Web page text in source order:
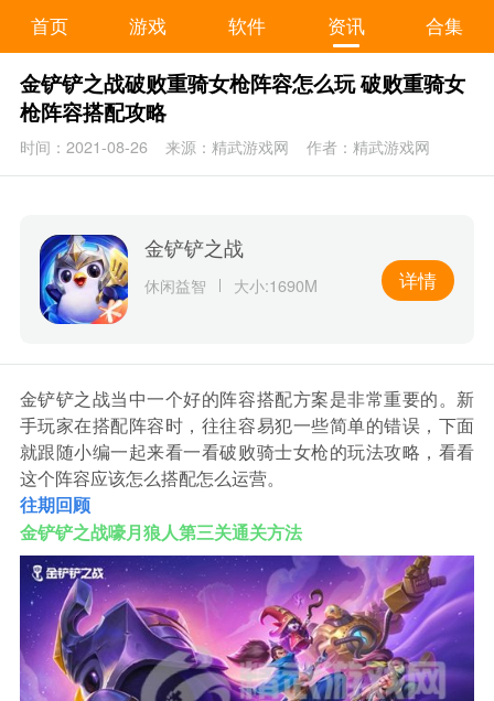
首页 游戏 软件 资讯 合集
金铲铲之战破败重骑女枪阵容怎么玩 破败重骑女
枪阵容搭配攻略
时间：2021-08-26 来源：精武游戏网 作者：精武游戏网
金铲铲之战
休闲益智 大小:1690M 详情
金铲铲之战当中一个好的阵容搭配方案是非常重要的。新
手玩家在搭配阵容时，往往容易犯一些简单的错误，下面
就跟随小编一起来看一看破败骑士女枪的玩法攻略，看看
这个阵容应该怎么搭配怎么运营。
往期回顾
金铲铲之战嚎月狼人第三关通关方法